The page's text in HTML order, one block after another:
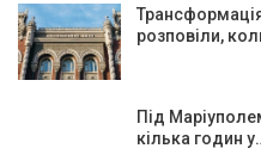
розповіли,
Під
кілька годин